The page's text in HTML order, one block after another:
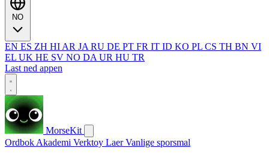
EN ES ZH HI AR JA RU DE PT FR IT ID KO PL CS TH BN VI
EL UK HE SV NO DA UR HU TR
Last ned appen
MorseKit
Ordbok Akademi Verktoy LaerVanlige sporsmal